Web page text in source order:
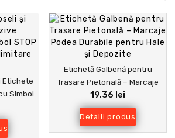
Etichete
Simbol
Etichetă Galbenă pentru
Trasare Pietonală – Marcaje
Podea Durabile pentru Hale și
Depozite
19.36 lei
Detalii produs